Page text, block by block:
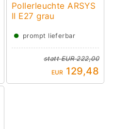
Pollerleuchte ARSYS
II E27 grau
● prompt lieferbar
stattEUR 222,00
EUR 129,48